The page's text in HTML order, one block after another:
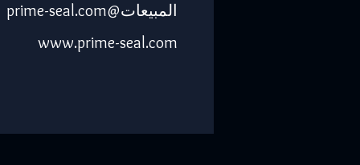
المبيعات@prime-seal.com
www.prime-seal.com